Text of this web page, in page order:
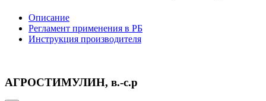
Описание
Регламент применения в РБ
Инструкция производителя
АГРОСТИМУЛИН, в.-с.р